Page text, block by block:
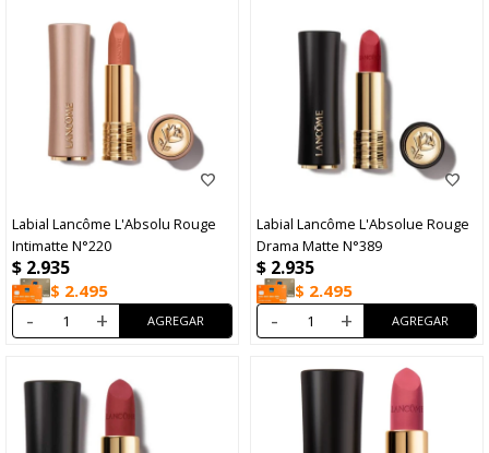
Labial Lancôme L'Absolu Rouge
Intimatte N°220
$ 2.935
$ 2.495
- +
Labial Lancôme L'Absolue Rouge
Drama Matte N°389
$ 2.935
$ 2.495
- +